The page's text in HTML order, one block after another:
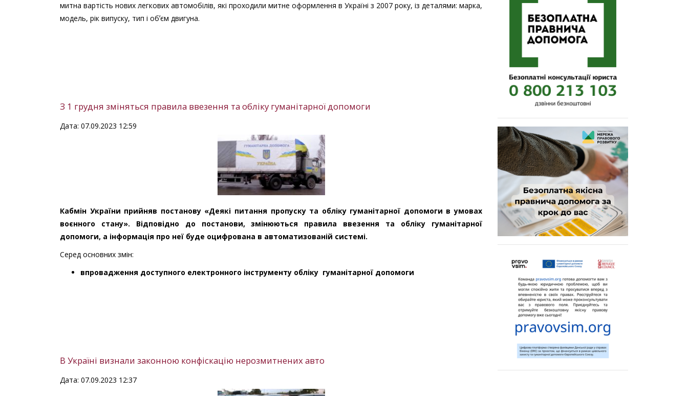
митна вартість нових легкових автомобілів, які проходили митне оформлення в Україні з 2007 року, із деталями: марка,
модель, рік випуску, тип і обʼєм двигуна.
З 1 грудня зміняться правила ввезення та обліку гуманітарної допомоги
Дата: 07.09.2023 12:59
Кабмін України прийняв постанову «Деякі питання пропуску та обліку гуманітарної допомоги в умовах
воєнного стану». Відповідно до постанови, змінюються правила ввезення та обліку гуманітарної
допомоги, а інформація про неї буде оцифрована в автоматизованій системі.
Серед основних змін:
впровадження доступного електронного інструменту обліку гуманітарної допомоги
В Україні визнали законною конфіскацію нерозмитнених авто
Дата: 07.09.2023 12:37